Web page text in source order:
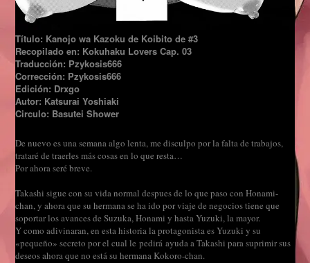
Título: Kanojo wa Kazoku de Koibito de #3
Recopilado en: Kokuhaku Lovers Cap. 03
Traducción: Pzykosis666
Corrección: Pzykosis666
Edición: Drxgo
Autor: Katsurai Yoshiaki
Circulo: Basutei Shower
De nuevo es una semana algo lenta, me disculpo por la falta de trabajos,
trataré de traerles más cosas en lo que resta…
Por ahora seré breve.
Takashi sigue con su vida normal despues de lo que paso con Honami-
chan, y ahora que su hermana se ha ido por viaje de negocios tiene que
soportar los avances de Suzuka, Honami y hasta Yuzuki, la mayor.
Y como adivinaran, en esta historia la protagonista es Yuzuki y su
«pequeño» secreto por el cual le pedirá ayuda a Takashi para suprimir sus
deseos ahora que no está su hermana Kokoro-chan.